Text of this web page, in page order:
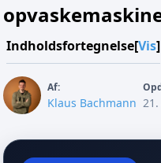
Indholdsfortegnelse[Vis]
Af:
Klaus Bachmann